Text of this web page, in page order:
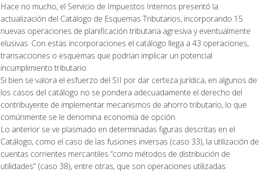
Hace no mucho, el Servicio de Impuestos Internos presentó la
actualización del Catálogo de Esquemas Tributarios, incorporando 15
nuevas operaciones de planificación tributaria agresiva y eventualmente
elusivas. Con estas incorporaciones el catálogo llega a 43 operaciones,
transacciones o esquemas que podrían implicar un potencial
incumplimiento tributario.
Si bien se valora el esfuerzo del SII por dar certeza jurídica, en algunos de
los casos del catálogo no se pondera adecuadamente el derecho del
contribuyente de implementar mecanismos de ahorro tributario, lo que
comúnmente se le denomina economía de opción.
Lo anterior se ve plasmado en determinadas figuras descritas en el
Catálogo, como el caso de las fusiones inversas (caso 33), la utilización de
cuentas corrientes mercantiles “como métodos de distribución de
utilidades” (caso 38), entre otras, que son operaciones utilizadas